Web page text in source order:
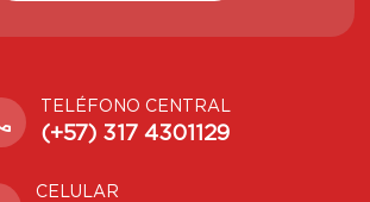
TELÉFONO CENTRAL
(+57) 317 4301129
CELULAR